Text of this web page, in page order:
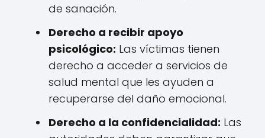
de sanación.
Derecho a recibir apoyo
psicológico: Las víctimas tienen
derecho a acceder a servicios de
salud mental que les ayuden a
recuperarse del daño emocional.
Derecho a la confidencialidad: Las